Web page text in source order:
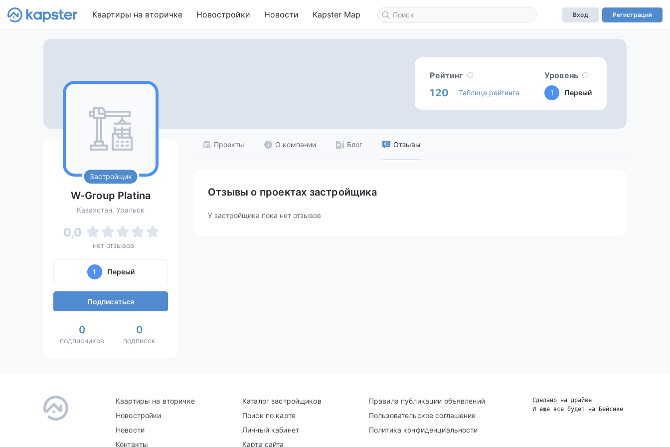
Квартиры на вторичке Новостройки Новости Kapster Map Вход Регистрация
Рейтинг
120 Таблица рейтинга
Уровень
1 Первый
Застройщик
W-Group Platina
Казахстан, Уральск
0,0
нет отзывов
1 Первый
Подписаться
0
подписчиков
0
подписок
Проекты О компании Блог Отзывы
Отзывы о проектах застройщика
У застройщика пока нет отзывов
Квартиры на вторичке
Новостройки
Новости
Контакты
Каталог застройщиков
Поиск по карте
Личный кабинет
Карта сайта
Правила публикации объявлений
Пользовательское соглашение
Политика конфиденциальности
Сделано на драйве
И еще все будет на Бейсике